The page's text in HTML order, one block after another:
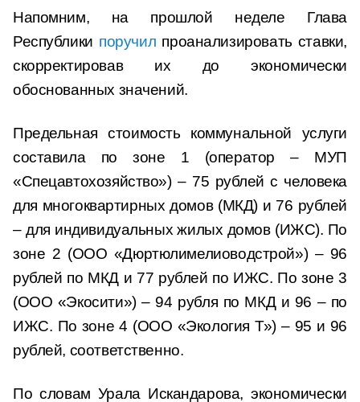
Напомним, на прошлой неделе Глава
Республики поручил проанализировать ставки,
скорректировав их до экономически
обоснованных значений.
Предельная стоимость коммунальной услуги
составила по зоне 1 (оператор – МУП
«Спецавтохозяйство») – 75 рублей с человека
для многоквартирных домов (МКД) и 76 рублей
– для индивидуальных жилых домов (ИЖС). По
зоне 2 (ООО «Дюртюлимелиоводстрой») – 96
рублей по МКД и 77 рублей по ИЖС. По зоне 3
(ООО «Экосити») – 94 рубля по МКД и 96 – по
ИЖС. По зоне 4 (ООО «Экология Т») – 95 и 96
рублей, соответственно.
По словам Урала Искандарова, экономически